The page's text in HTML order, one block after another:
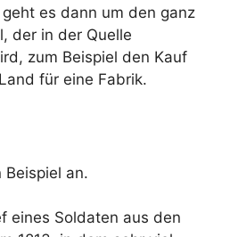
es dann um den ganz
der in der Quelle
zum Beispiel den Kauf
für eine Fabrik.
Beispiel an.
eines Soldaten aus den